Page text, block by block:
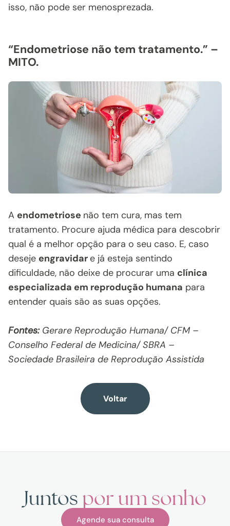
isso, não pode ser menosprezada.
“Endometriose não tem tratamento.” –
MITO.
A endometriose não tem cura, mas tem
tratamento. Procure ajuda médica para descobrir
qual é a melhor opção para o seu caso. E, caso
deseje engravidar e já esteja sentindo
dificuldade, não deixe de procurar uma clínica
especializada em reprodução humana para
entender quais são as suas opções.
Fontes: Gerare Reprodução Humana/ CFM –
Conselho Federal de Medicina/ SBRA –
Sociedade Brasileira de Reprodução Assistida
Voltar
Juntos por um sonho
Agende sua consulta